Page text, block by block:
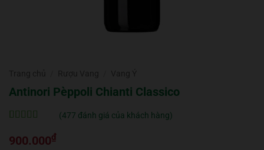
Antinori Pèppoli Chianti Classico
trênđánh
giá
(477 đánh giá của khách hàng)
900.000₫